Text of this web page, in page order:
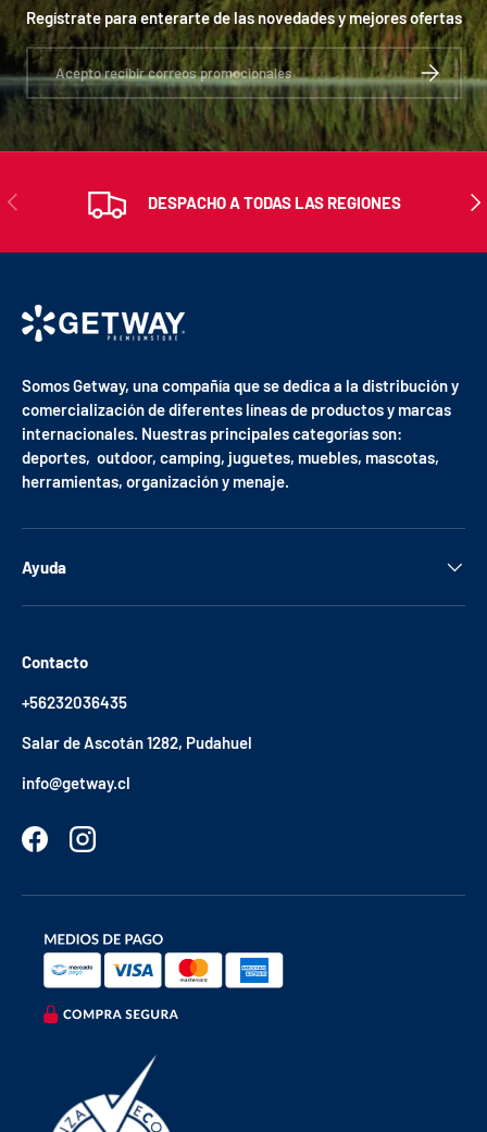
Regístrate para enterarte de las novedades y mejores ofertas
Correo electrónico
ANTERIOR DESPACHO A TODAS LAS REGIONES
Somos Getway, una compañía que se dedica a la distribución y
comercialización de diferentes líneas de productos y marcas
internacionales. Nuestras principales categorías son:
deportes, outdoor, camping, juguetes, muebles, mascotas,
herramientas, organización y menaje.
Ayuda
Contacto
+56232036435
Salar de Ascotán 1282, Pudahuel
info@getway.cl
FacebookInstagram